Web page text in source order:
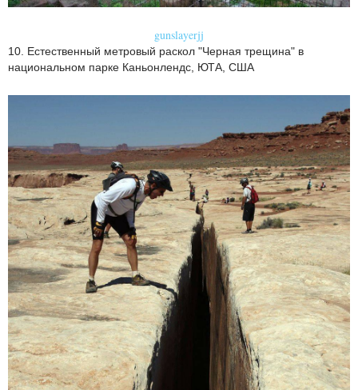
gunslayerjj
10. Естественный метровый раскол "Черная трещина" в
национальном парке Каньонлендс, ЮТА, США